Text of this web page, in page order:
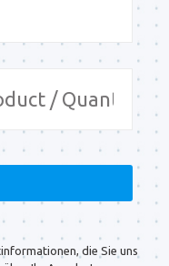
die Sie uns